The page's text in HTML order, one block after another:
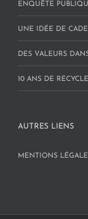
ENQUÊTE
UNE IDÉE DE
DES VALEURS
10 ANS DE
AUTRES LIENS
MENTIONS